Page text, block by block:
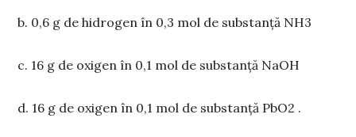
b. 0,6 g de hidrogen în 0,3 mol de substanță NH3
c. 16 g de oxigen în 0,1 mol de substanță NaOH
d. 16 g de oxigen în 0,1 mol de substanță PbO2 .